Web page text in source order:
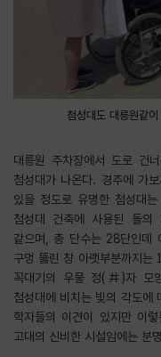
첨성대도 대릉원같
대릉원 주차장에서 도로 건
첨성대가 나온다. 경주에 가
있을 정도로 유명한 첨성대
첨성대 건축에 사용된 돌
같으며, 총 단수는 28단인데
구멍 뚫린 창 아랫부분까지는
꼭대기의 우물 정(井)자 모
첨성대에 비치는 빛의 각도에
학자들의 이견이 있지만 이
고대의 신비한 시설임에는 분